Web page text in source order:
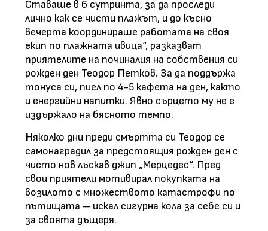
Ставаше в 6 сутринта, за да проследи
лично как се чисти плажът, и до късно
вечерта координираше работата на своя
екип по плажната ивица“, разказват
приятелите на починалия на собствения си
рожден ден Теодор Петков. За да поддържа
тонуса си, пиел по 4-5 кафета на ден, както
и енергийни напитки. Явно сърцето му не е
издържало на бясното темпо.
Няколко дни преди смъртта си Теодор се
самонаградил за предстоящия рожден ден с
чисто нов лъскав джип „Мерцедес“. Пред
свои приятели мотивирал покупката на
возилото с множеството катастрофи по
пътищата – искал сигурна кола за себе си и
за своята дъщеря.